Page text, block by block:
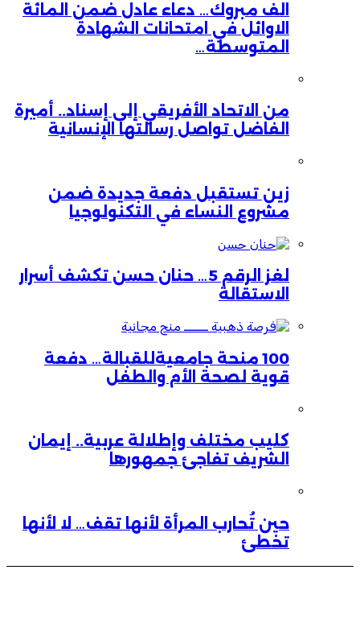
الف مبروك… دعاء عادل ضمن المائة
الاوائل في امتحانات الشهادة
المتوسطة…
من الاتحاد الأفريقي إلى إسناد.. أميرة
الفاضل تواصل رسالتها الإنسانية
زين تستقبل دفعة جديدة ضمن
مشروع النساء في التكنولوجيا
لغز الرقم 5… حنان حسن تكشف أسرار
الاستقالة
100 منحة جامعيةللقبالة… دفعة
قوية لصحة الأم والطفل
كليب مختلف وإطلالة عربية.. إيمان
الشريف تفاجئ جمهورها
حين تُحارب المرأة لأنها تقف… لا لأنها
تخطئ